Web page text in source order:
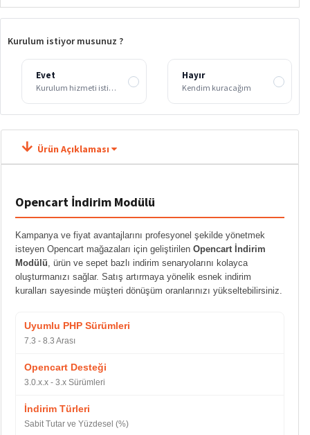
Kurulum istiyor musunuz ?
Evet
Kurulum hizmeti istiyorum
Hayır
Kendim kuracağım
Ürün Açıklaması
Opencart İndirim Modülü
Kampanya ve fiyat avantajlarını profesyonel şekilde yönetmek
isteyen Opencart mağazaları için geliştirilen Opencart İndirim
Modülü, ürün ve sepet bazlı indirim senaryolarını kolayca
oluşturmanızı sağlar. Satış artırmaya yönelik esnek indirim
kuralları sayesinde müşteri dönüşüm oranlarınızı yükseltebilirsiniz.
Uyumlu PHP Sürümleri
7.3 - 8.3 Arası
Opencart Desteği
3.0.x.x - 3.x Sürümleri
İndirim Türleri
Sabit Tutar ve Yüzdesel (%)